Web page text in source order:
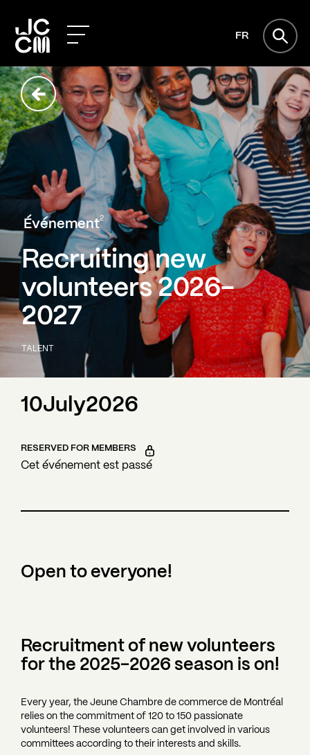
FR
Événement2
Recruiting new
volunteers 2026-
2027
TALENT
10July2026
RESERVED FOR MEMBERS
Cet événement est passé
Open to everyone!
Recruitment of new volunteers
for the 2025-2026 season is on!
Every year, the Jeune Chambre de commerce de Montréal
relies on the commitment of 120 to 150 passionate
volunteers! These volunteers can get involved in various
committees according to their interests and skills.